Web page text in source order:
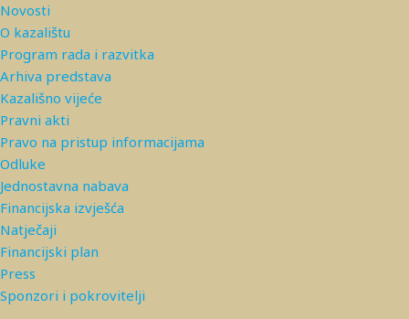
Novosti
O kazalištu
Program rada i razvitka
Arhiva predstava
Kazališno vijeće
Pravni akti
Pravo na pristup informacijama
Odluke
Jednostavna nabava
Financijska izvješća
Natječaji
Financijski plan
Press
Sponzori i pokrovitelji